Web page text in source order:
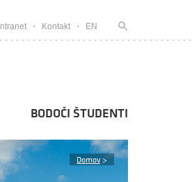
Intranet Kontakt EN
BODOČI ŠTUDENTI
Domov >